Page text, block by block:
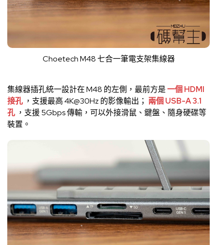
Choetech M48 七合一筆電支架集線器
集線器插孔統一設計在 M48 的左側，最前方是一個 HDMI
接孔 ，支援最高 4K@30Hz 的影像輸出； 兩個 USB-A 3.1
孔 ，支援 5Gbps 傳輸，可以外接滑鼠、鍵盤、隨身硬碟等
裝置。